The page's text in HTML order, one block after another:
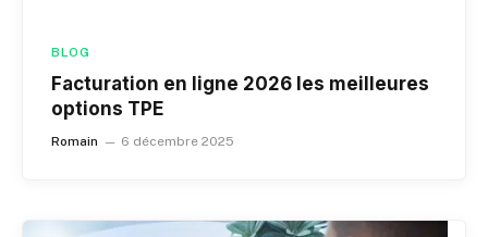
BLOG
Facturation en ligne 2026 les meilleures
options TPE
Romain 6 décembre 2025